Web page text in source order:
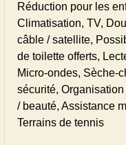
Réduction pour les
Climatisation, TV,
câble / satellite,
de toilette offerts,
Micro-ondes, Sèche-
sécurité,
/ beauté, Assistance
Terrains de tennis